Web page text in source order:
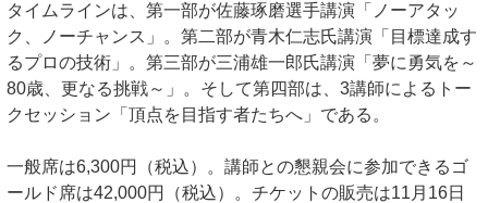
タイムラインは、第一部が佐藤琢磨選手講演「ノーアタッ
ク、ノーチャンス」。第二部が青木仁志氏講演「目標達成す
るプロの技術」。第三部が三浦雄一郎氏講演「夢に勇気を～
80歳、更なる挑戦～」。そして第四部は、3講師によるトー
クセッション「頂点を目指す者たちへ」である。
一般席は6,300円（税込）。講師との懇親会に参加できるゴ
ールド席は42,000円（税込）。チケットの販売は11月16日